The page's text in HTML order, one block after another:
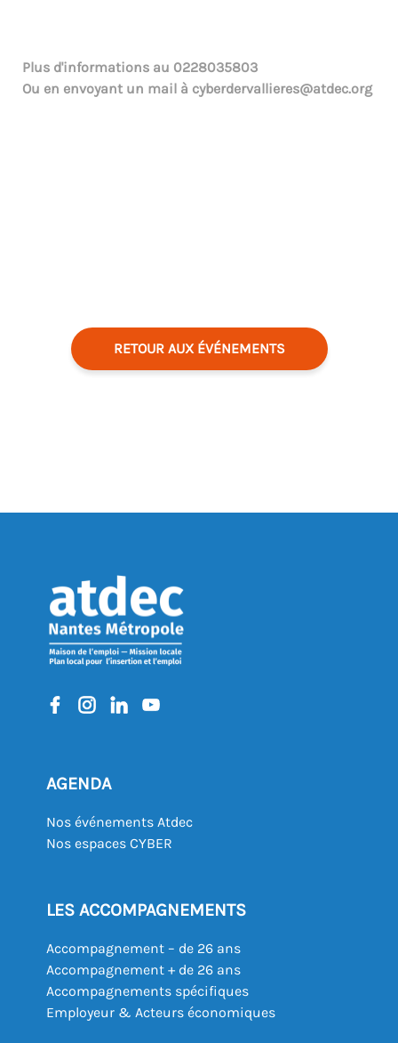
Plus d'informations au 0228035803
Ou en envoyant un mail à cyberdervallieres@atdec.org
RETOUR AUX ÉVÉNEMENTS
AGENDA
Nos événements Atdec
Nos espaces CYBER
LES ACCOMPAGNEMENTS
Accompagnement – de 26 ans
Accompagnement + de 26 ans
Accompagnements spécifiques
Employeur & Acteurs économiques